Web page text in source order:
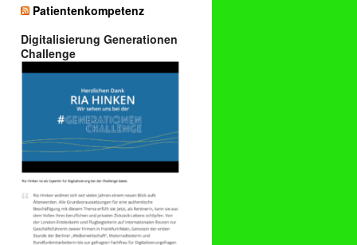
Patientenkompetenz
Digitalisierung Generationen
Challenge